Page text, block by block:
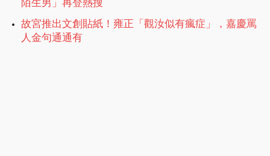
陌生男」再登熱搜
故宮推出文創貼紙！雍正「觀汝似有瘋症」，嘉慶罵
人金句通通有